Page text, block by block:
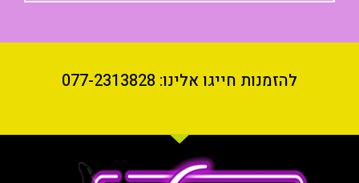
להזמנות חייגו אלינו: 077-2313828